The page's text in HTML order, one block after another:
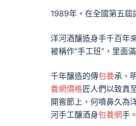
1989年，在全國第五屆
洋河酒釀造身手千百年
被稱作“手工班”，里面
千年釀造的傳包養承、
養網價格匠人們以致真
開窖節上，何噴鼻久
河手工釀酒身包養網手。